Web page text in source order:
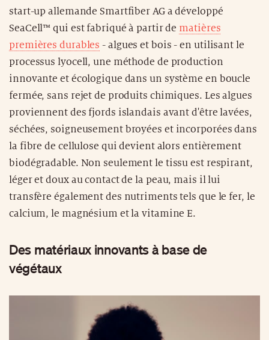
start-up allemande Smartfiber AG a développé
SeaCell™ qui est fabriqué à partir de matières
premières durables - algues et bois - en utilisant le
processus lyocell, une méthode de production
innovante et écologique dans un système en boucle
fermée, sans rejet de produits chimiques. Les algues
proviennent des fjords islandais avant d'être lavées,
séchées, soigneusement broyées et incorporées dans
la fibre de cellulose qui devient alors entièrement
biodégradable. Non seulement le tissu est respirant,
léger et doux au contact de la peau, mais il lui
transfère également des nutriments tels que le fer, le
calcium, le magnésium et la vitamine E.
Des matériaux innovants à base de
végétaux